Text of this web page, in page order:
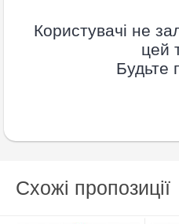
Користувачі не
цей
Будьте
Схожі пропозиції